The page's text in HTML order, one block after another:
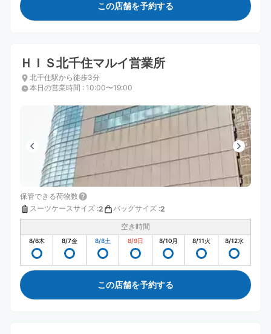
この店舗を予約する
ＨＩＳ北千住マルイ営業所
北千住駅から徒歩3分
本日の営業時間 : 10:00〜19:00
保管できる荷物数
スーツケースサイズ :2 バッグサイズ :2
空き時間
8/6木 8/7金 8/8土 8/9日 8/10月 8/11火 8/12水
この店舗を予約する